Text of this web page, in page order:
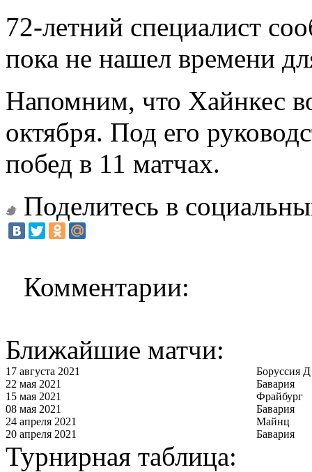
72-летний специалист
пока не нашел времени
Напомним, что Хайнкес
октября. Под его
побед в 11 матчах.
Поделитесь в
Комментарии:
Ближайшие матчи:
17 августа 2021
Боруссия Д
22 мая 2021
Бавария
15 мая 2021
Фрайбург
08 мая 2021
Бавария
24 апреля 2021
Майнц
20 апреля 2021
Бавария
Турнирная таблица: